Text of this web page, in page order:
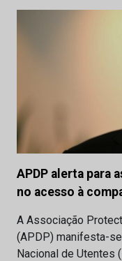
APDP alerta para
no acesso à
A Associação
(APDP) manifesta-
Nacional de Utentes